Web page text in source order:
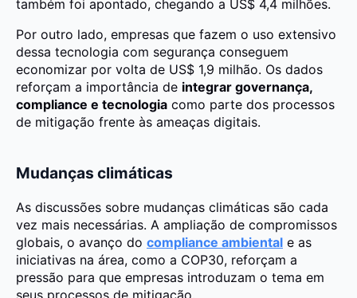
também foi apontado, chegando a US$ 4,4 milhões.
Por outro lado, empresas que fazem o uso extensivo
dessa tecnologia com segurança conseguem
economizar por volta de US$ 1,9 milhão. Os dados
reforçam a importância de integrar governança,
compliance e tecnologia como parte dos processos
de mitigação frente às ameaças digitais.
Mudanças climáticas
As discussões sobre mudanças climáticas são cada
vez mais necessárias. A ampliação de compromissos
globais, o avanço do compliance ambiental e as
iniciativas na área, como a COP30, reforçam a
pressão para que empresas introduzam o tema em
seus processos de mitigação.